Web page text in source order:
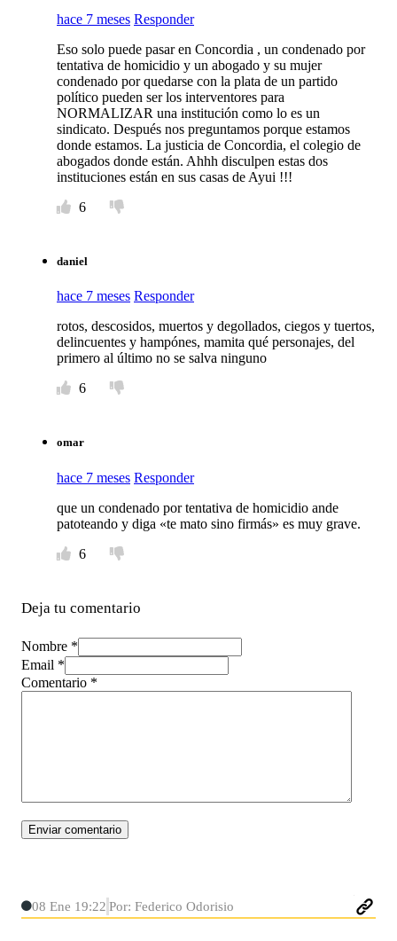
hace 7 meses Responder
Eso solo puede pasar en Concordia , un condenado por
tentativa de homicidio y un abogado y su mujer
condenado por quedarse con la plata de un partido
político pueden ser los interventores para
NORMALIZAR una institución como lo es un
sindicato. Después nos preguntamos porque estamos
donde estamos. La justicia de Concordia, el colegio de
abogados donde están. Ahhh disculpen estas dos
instituciones están en sus casas de Ayui !!!
6
daniel
hace 7 meses Responder
rotos, descosidos, muertos y degollados, ciegos y tuertos,
delincuentes y hampónes, mamita qué personajes, del
primero al último no se salva ninguno
6
omar
hace 7 meses Responder
que un condenado por tentativa de homicidio ande
patoteando y diga «te mato sino firmás» es muy grave.
6
Deja tu comentario
Nombre *
Email *
Comentario *
08 Ene 19:22 Por: Federico Odorisio